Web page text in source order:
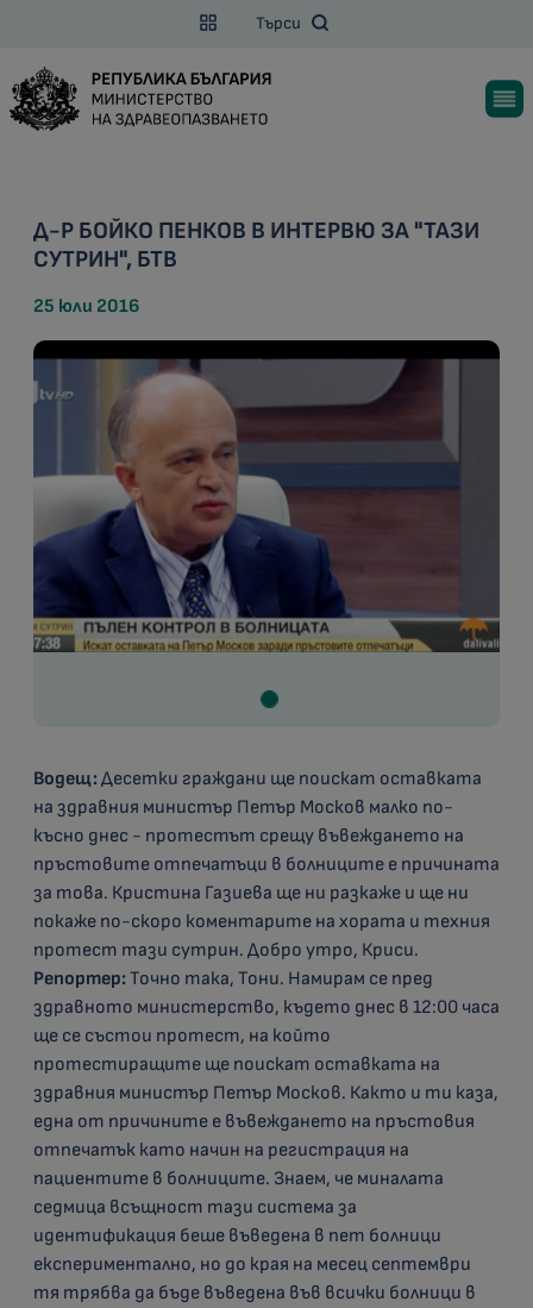
Търси
Д-Р БОЙКО ПЕНКОВ В ИНТЕРВЮ ЗА "ТАЗИ
СУТРИН", БТВ
25 юли 2016
Водещ:Десетки граждани ще поискат оставката
на здравния министър Петър Москов малко по-
късно днес - протестът срещу въвеждането на
пръстовите отпечатъци в болниците е причината
за това. Кристина Газиева ще ни разкаже и ще ни
покаже по-скоро коментарите на хората и техния
протест тази сутрин. Добро утро, Криси.
Репортер:Точно така, Тони. Намирам се пред
здравното министерство, където днес в 12:00 часа
ще се състои протест, на който
протестиращите ще поискат оставката на
здравния министър Петър Москов. Както и ти каза,
една от причините е въвеждането на пръстовия
отпечатък като начин на регистрация на
пациентите в болниците. Знаем, че миналата
седмица всъщност тази система за
идентификация беше въведена в пет болници
експериментално, но до края на месец септември
тя трябва да бъде въведена във всички болници в